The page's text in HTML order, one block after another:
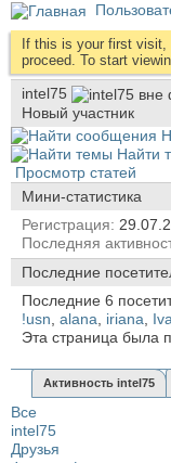
If this is your first
proceed. To start
intel75
Новый участник
Найти
Просмотр статей
Мини-статистика
Регистрация
Последняя
Последние
Последние 6
!usn alana iriana
Эта страница была
Активность intel75
Все
intel75
Друзья